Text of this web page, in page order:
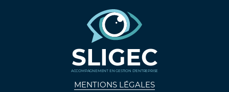
SLIGEC
ACCOMPAGNEMENT EN GESTION D'ENTREPRISE
MENTIONS LÉGALES